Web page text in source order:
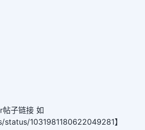
子链接 如
1031981180622049281】